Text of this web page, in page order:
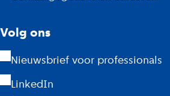
t
e
Volg ons
Nieuwsbrief voor professionals
LinkedIn